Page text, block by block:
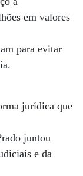
em valores
para evitar
jurídica que
juntou
e da